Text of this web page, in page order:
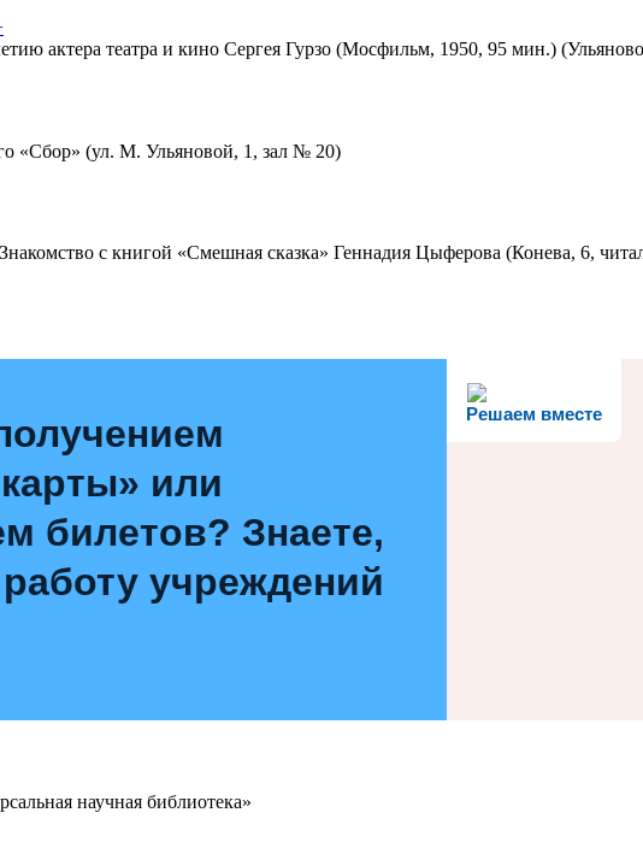
актера театра и кино Сергея Гурзо (Мосфильм, 1950, 95 мин.)
«Сбор» (ул. М. Ульяновой, 1, зал № 20)
с книгой «Смешная сказка» Геннадия Цыферова (Конева, 6,
Решаем вместе
или
билетов? Знаете,
учреждений
научная библиотека»